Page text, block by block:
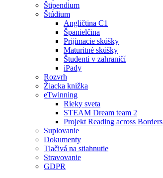
Štipendium
Štúdium
Angličtina C1
Španielčina
Prijímacie skúšky
Maturitné skúšky
Študenti v zahraničí
iPady
Rozvrh
Žiacka knižka
eTwinning
Rieky sveta
STEAM Dream team 2
Projekt Reading across Borders
Suplovanie
Dokumenty
Tlačivá na stiahnutie
Stravovanie
GDPR